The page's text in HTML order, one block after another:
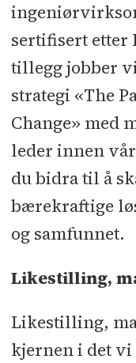
sertifisert etter
tillegg jobber
strategi «The
Change» med
leder innen
du bidra til å
bærekraftige
og samfunnet.
Likestilling,
Likestilling,
kjernen i det